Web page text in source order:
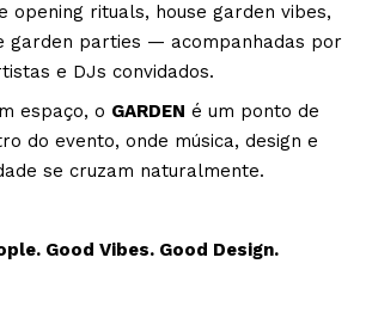
rituals, house garden vibes,
garden parties — acompanhadas por
e DJs convidados.
espaço, o GARDEN é um ponto de
do evento, onde música, design e
se cruzam naturalmente.
Good Vibes. Good Design.